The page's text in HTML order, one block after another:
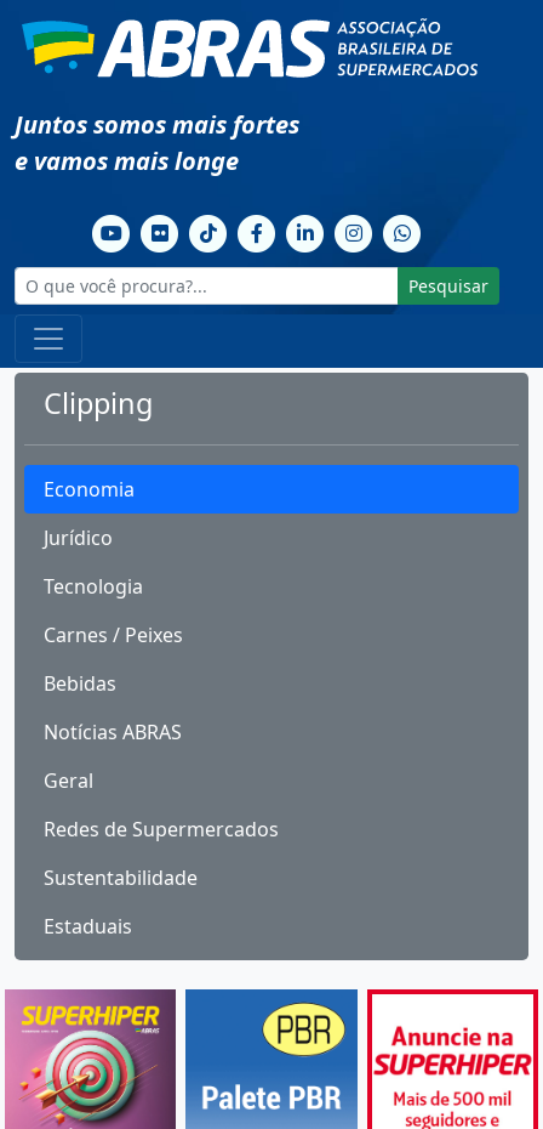
Juntos somos mais fortes
e vamos mais longe
Pesquisar
Clipping
Economia
Jurídico
Tecnologia
Carnes / Peixes
Bebidas
Notícias ABRAS
Geral
Redes de Supermercados
Sustentabilidade
Estaduais